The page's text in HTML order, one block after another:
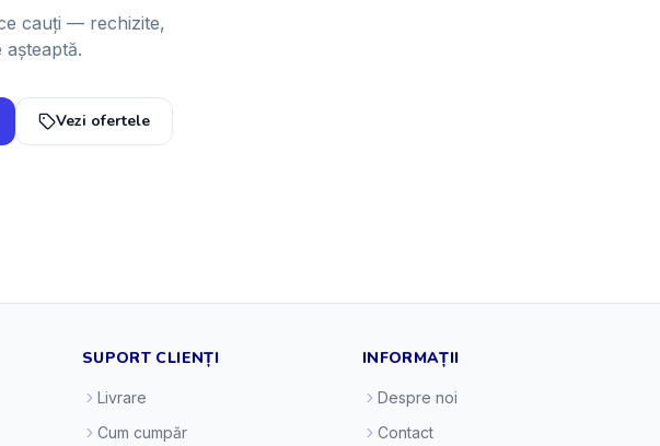
cauți — rechizite,
Vezi ofertele
SUPORT CLIENȚI
Livrare
Cum cumpăr
INFORMAȚII
Despre noi
Contact